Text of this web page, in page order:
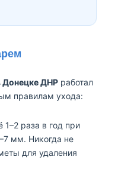
Донецке ДНР работал
правилам ухода:
1–2 раза в год при
мм. Никогда не
для удаления